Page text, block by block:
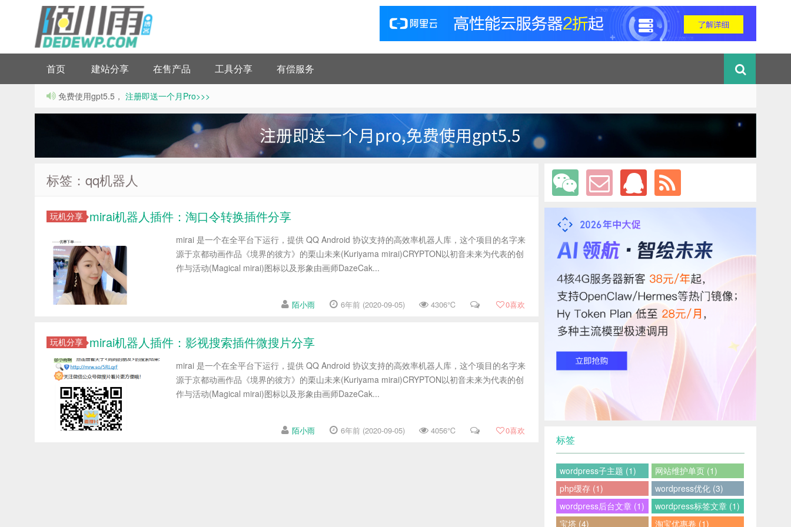
首页 建站分享 在售产品 工具分享 有偿服务
免费使用gpt5.5， 注册即送一个月Pro>>>
标签：qq机器人
玩机分享 mirai机器人插件：淘口令转换插件分享
mirai 是一个在全平台下运行，提供 QQ Android 协议支持的高效率机器人库，这个项目的名字来
源于京都动画作品《境界的彼方》的栗山未来(Kuriyama mirai)CRYPTON以初音未来为代表的创
作与活动(Magical mirai)图标以及形象由画师DazeCak...
陌小雨 6年前 (2020-09-05) 4306℃ 0喜欢
玩机分享 mirai机器人插件：影视搜索插件微搜片分享
mirai 是一个在全平台下运行，提供 QQ Android 协议支持的高效率机器人库，这个项目的名字来
源于京都动画作品《境界的彼方》的栗山未来(Kuriyama mirai)CRYPTON以初音未来为代表的创
作与活动(Magical mirai)图标以及形象由画师DazeCak...
陌小雨 6年前 (2020-09-05) 4056℃ 0喜欢
标签
wordpress子主题 (1)
网站维护单页 (1)
php缓存 (1)
wordpress优化 (3)
wordpress后台文章 (1)
wordpress标签文章 (1)
宝塔 (4)
淘宝优惠卷 (1)